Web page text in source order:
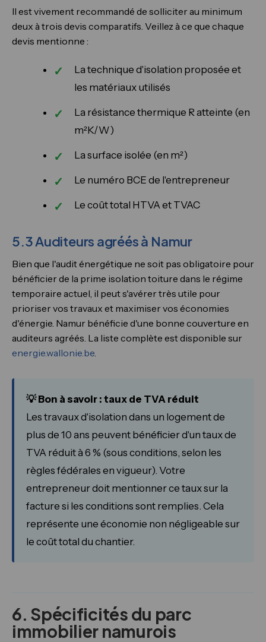
Il est vivement recommandé de solliciter au minimum
deux à trois devis comparatifs. Veillez à ce que chaque
devis mentionne :
La technique d'isolation proposée et
les matériaux utilisés
La résistance thermique R atteinte (en
m²K/W)
La surface isolée (en m²)
Le numéro BCE de l'entrepreneur
Le coût total HTVA et TVAC
5.3 Auditeurs agréés à Namur
Bien que l'audit énergétique ne soit pas obligatoire pour
bénéficier de la prime isolation toiture dans le régime
temporaire actuel, il peut s'avérer très utile pour
prioriser vos travaux et maximiser vos économies
d'énergie. Namur bénéficie d'une bonne couverture en
auditeurs agréés. La liste complète est disponible sur
energie.wallonie.be.
💡 Bon à savoir : taux de TVA réduit
Les travaux d'isolation dans un logement de
plus de 10 ans peuvent bénéficier d'un taux de
TVA réduit à 6 % (sous conditions, selon les
règles fédérales en vigueur). Votre
entrepreneur doit mentionner ce taux sur la
facture si les conditions sont remplies. Cela
représente une économie non négligeable sur
le coût total du chantier.
6. Spécificités du parc
immobilier namurois